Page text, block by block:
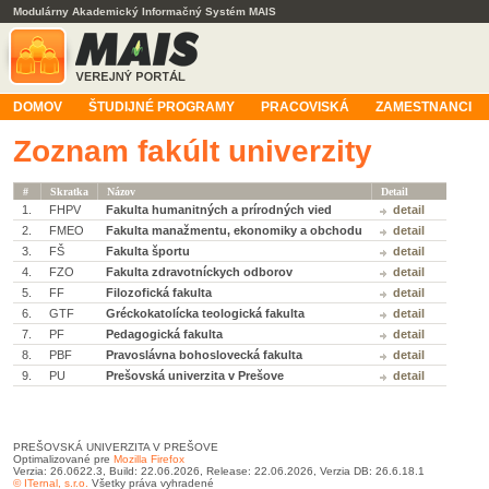
Modulárny Akademický Informačný Systém MAIS
DOMOV ŠTUDIJNÉ PROGRAMY PRACOVISKÁ ZAMESTNANCI
Zoznam fakúlt univerzity
# Skratka Názov Detail
1. FHPV Fakulta humanitných a prírodných vied
detail
2.
FMEO Fakulta manažmentu, ekonomiky a obchodu
detail
3.
FŠ Fakulta športu
detail
4.
FZO Fakulta zdravotníckych odborov
detail
5.
FF Filozofická fakulta
detail
6.
GTF Gréckokatolícka teologická fakulta
detail
7.
PF Pedagogická fakulta
detail
8.
PBF Pravoslávna bohoslovecká fakulta
detail
9.
PU Prešovská univerzita v Prešove detail
PREŠOVSKÁ UNIVERZITA V PREŠOVE
Optimalizované pre Mozilla Firefox
Verzia: 26.0622.3, Build: 22.06.2026, Release: 22.06.2026, Verzia DB: 26.6.18.1
© ITernal, s.r.o. Všetky práva vyhradené